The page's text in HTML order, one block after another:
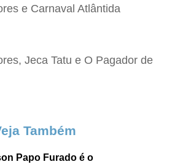
e Carnaval Atlântida
Jeca Tatu e O Pagador de
Também
Papo Furado é o